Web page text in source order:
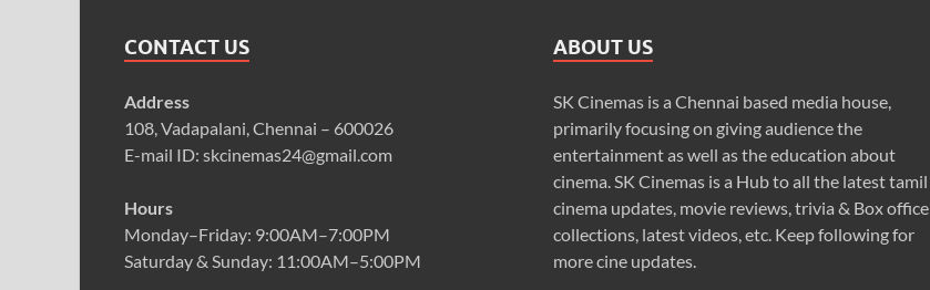
CONTACT US
Address
108, Vadapalani, Chennai – 600026
E-mail ID: skcinemas24@gmail.com
Hours
Monday–Friday: 9:00AM–7:00PM
Saturday & Sunday: 11:00AM–5:00PM
ABOUT US
SK Cinemas is a Chennai based media house,
primarily focusing on giving audience the
entertainment as well as the education about
cinema. SK Cinemas is a Hub to all the latest tamil
cinema updates, movie reviews, trivia & Box office
collections, latest videos, etc. Keep following for
more cine updates.